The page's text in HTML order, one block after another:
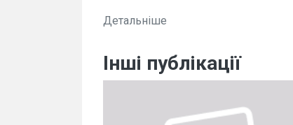
Детальніше
Інші публікації